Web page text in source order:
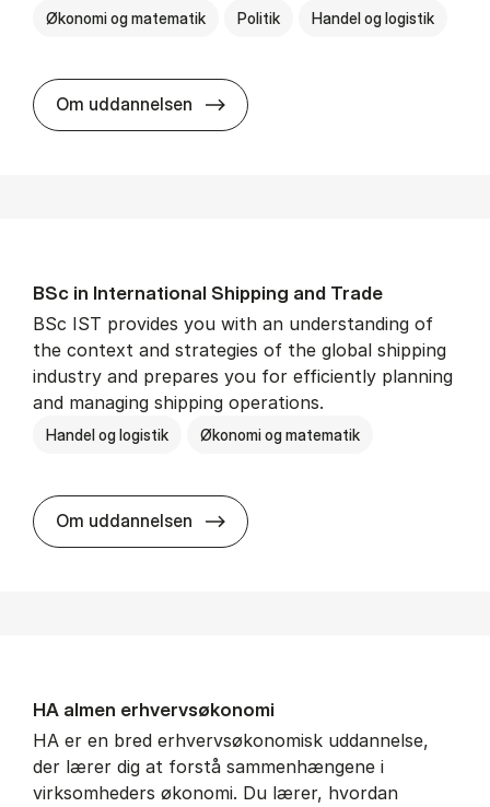
Økonomi og matematik Politik Handel og logistik
Om uddannelsen BSc in In­ter­na­tion­al Busi­ness
BSc in In­ter­na­tion­al Ship­ping and Trade
BSc IST provides you with an understanding of
the context and strategies of the global shipping
industry and prepares you for efficiently planning
and managing shipping operations.
Handel og logistik Økonomi og matematik
Om uddannelsen BSc in In­ter­na­tion­al Ship­ping
HA al­men erhvervs­økonomi
HA er en bred erhvervsøkonomisk uddannelse,
der lærer dig at forstå sammenhængene i
virksomheders økonomi. Du lærer, hvordan